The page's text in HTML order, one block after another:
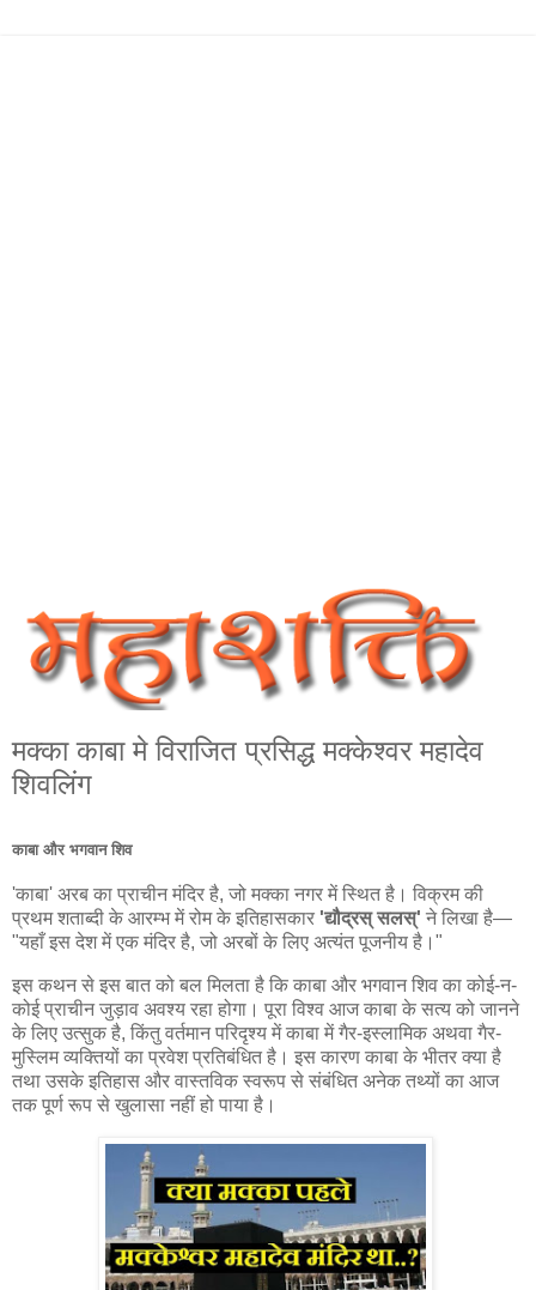
मक्का काबा मे विराजित प्रसिद्ध मक्‍केश्‍वर महादेव
शिवलिंग
काबा और भगवान शिव
'काबा' अरब का प्राचीन मंदिर है, जो मक्का नगर में स्थित है। विक्रम की
प्रथम शताब्दी के आरम्भ में रोम के इतिहासकार 'द्यौद्रस् सलस्' ने लिखा है—
"यहाँ इस देश में एक मंदिर है, जो अरबों के लिए अत्यंत पूजनीय है।"
इस कथन से इस बात को बल मिलता है कि काबा और भगवान शिव का कोई-न-
कोई प्राचीन जुड़ाव अवश्य रहा होगा। पूरा विश्व आज काबा के सत्य को जानने
के लिए उत्सुक है, किंतु वर्तमान परिदृश्य में काबा में गैर-इस्लामिक अथवा गैर-
मुस्लिम व्यक्तियों का प्रवेश प्रतिबंधित है। इस कारण काबा के भीतर क्या है
तथा उसके इतिहास और वास्तविक स्वरूप से संबंधित अनेक तथ्यों का आज
तक पूर्ण रूप से खुलासा नहीं हो पाया है।